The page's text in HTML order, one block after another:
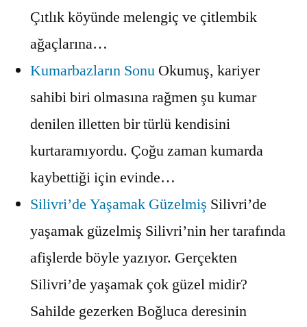
Çıtlık köyünde melengiç ve çitlembik
ağaçlarına…
Kumarbazların Sonu Okumuş, kariyer
sahibi biri olmasına rağmen şu kumar
denilen illetten bir türlü kendisini
kurtaramıyordu. Çoğu zaman kumarda
kaybettiği için evinde…
Silivri’de Yaşamak Güzelmiş Silivri’de
yaşamak güzelmiş Silivri’nin her tarafında
afişlerde böyle yazıyor. Gerçekten
Silivri’de yaşamak çok güzel midir?
Sahilde gezerken Boğluca deresinin